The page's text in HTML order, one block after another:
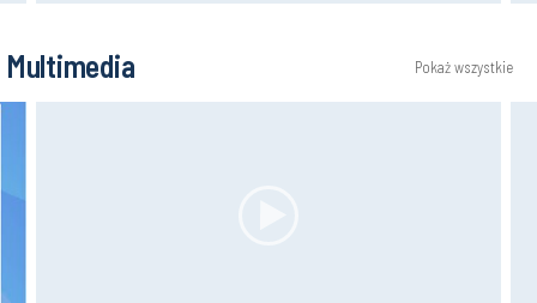
Multimedia Pokaż wszystkie